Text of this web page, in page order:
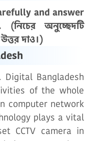
and answer
অনুচ্ছেদটি
দাও।)
Digital Bangladesh
of the whole
computer network
plays a vital
CCTV camera in